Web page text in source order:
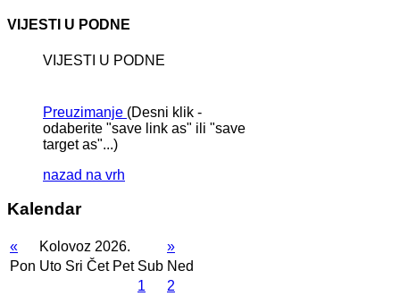
VIJESTI U PODNE
VIJESTI U PODNE
Preuzimanje (Desni klik -
odaberite "save link as" ili "save
target as"...)
nazad na vrh
Kalendar
« Kolovoz 2026.
»
Pon Uto Sri Čet Pet Sub Ned
1
2